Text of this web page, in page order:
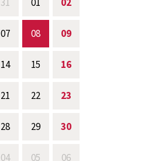
07 08 09
14 15 16
21 22 23
28 29 30
04 05 06